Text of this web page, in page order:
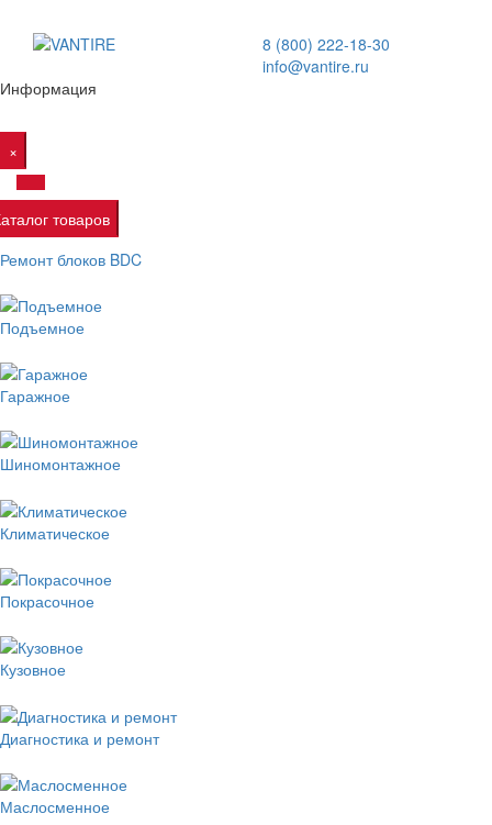
8 (800) 222-18-30
info@vantire.ru
Информация
×
товаров
Ремонт блоков BDC
Подъемное
Гаражное
Шиномонтажное
Климатическое
Покрасочное
Кузовное
Диагностика и ремонт
Маслосменное